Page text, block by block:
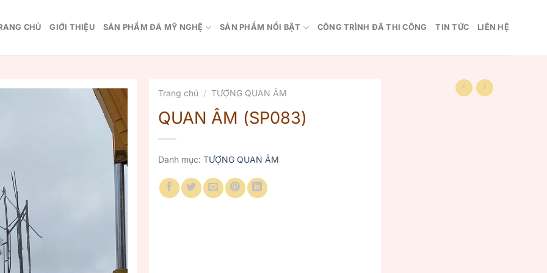
CHỦ GIỚI THIỆU SẢN PHẨM ĐÁ MỸ NGHỆ SẢN PHẨM NỔI BẬT CÔNG TRÌNH ĐÃ THI CÔNG TIN TỨC LIÊN HỆ
Trang chủ / TƯỢNG QUAN ÂM
QUAN ÂM (SP083)
Danh mục: TƯỢNG QUAN ÂM